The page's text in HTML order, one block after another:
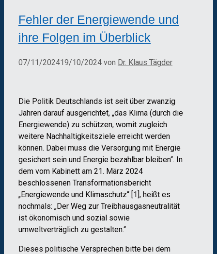
Fehler der Energiewende und
ihre Folgen im Überblick
07/11/202419/10/2024 von Dr. Klaus Tägder
Die Politik Deutschlands ist seit über zwanzig
Jahren darauf ausgerichtet, „das Klima (durch die
Energiewende) zu schützen, womit zugleich
weitere Nachhaltigkeitsziele erreicht werden
können. Dabei muss die Versorgung mit Energie
gesichert sein und Energie bezahlbar bleiben“. In
dem vom Kabinett am 21. März 2024
beschlossenen Transformationsbericht
„Energiewende und Klimaschutz“ [1], heißt es
nochmals: „Der Weg zur Treibhausgasneutralität
ist ökonomisch und sozial sowie
umweltverträglich zu gestalten.“
Dieses politische Versprechen bitte bei dem